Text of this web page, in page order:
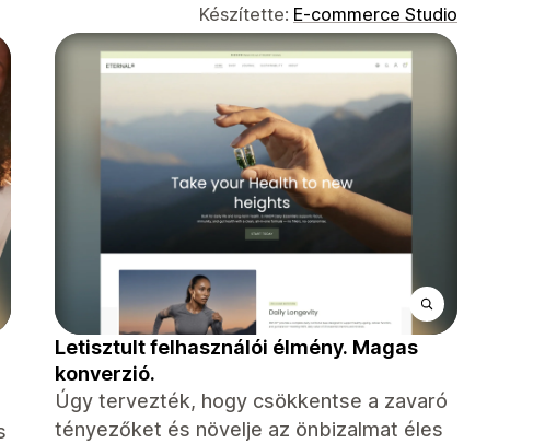
Készítette: E-commerce Studio
Letisztult felhasználói élmény. Magas
konverzió.
Úgy tervezték, hogy csökkentse a zavaró
tényezőket és növelje az önbizalmat éles